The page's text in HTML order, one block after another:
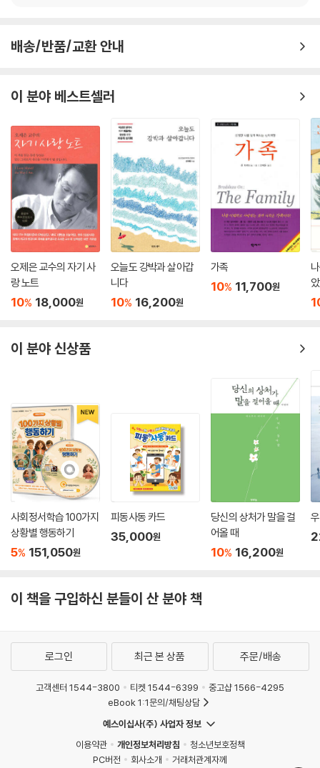
--- p.40
보자. 알코올중독자 가정에는 다음과 같은 세 가지 불문율이 있다: 말하지
마라, 믿지 마라, 느끼지 마라. 이 책 전반에 걸쳐 살펴보겠지만, 이 세 가지
불문율은 정서적 상처가 곪아 터질 수 있는 완벽한 조건을 조성한다. 마치
벌어진 상처가 있는 사람을 박테리아 탱크에 집어넣는 거나 마찬가지다.
알코올중독자 가정의 아이가 학교에서 괴롭힘을 당한다고 상상해 보라. 그
런 상황에서 어쩌면 아이는 자신의 삶이 진정 위험에 빠졌다고 느낄 수도
있다. 그러한 상황 자체가 트라우마로 간주될 수 있다. 그런데 아빠는 아이
가 집에 돌아왔을 때 꾹 참고 입 다물고 있으라고 말한다. 아이는 학교에서
겪은 정서적 상처에 대해 그 어떤 도움이나 위로도 받지 못한다. 더욱이 아
빠가―특히 술에 취해서―아이에게 하는 욕설들은 학교 폭력배들에게 괴
롭힘을 당한 아이가 스스로에 대해 느끼는 감정들을 강화하고 만다. 아이
의 상처는 아물 새가 없다. 그뿐 아니라 상처는 더욱 악화한다―아이는 집
에서 아무런 지원을 받지 못하기 때문이다.
나는 이 장에서 12단계 공동체가 중독 문제를 겪는 트라우마 생존자들에게
가장 큰 소망이다. 나의 소망은 회복 모임이나 치유 센터에서 회복을 추구
하는 모든 트라우마 생존자들이 환영받는 포용적인 분위기를 제공받는 것
이다. 중독 문제가 있는 트라우마 생존자에게 적절하고 편견 없는 지지와
방향 안내를 제공하는 일은 결정적으로 중요한 부분이다. 안타깝게도 12단
계 모임에 처음으로 참석하는 많은 사람들은 그런 완벽한 환대를 받지 못
한다. 제5장에서는 이런 비판들을 다루고 나 스스로도 일부 비판적인 시각
을 제시한다. 일단 지금은 가능성에 계속 집중해보자.
--- p.99
당신이 ‘말하지도 믿지도 느끼지도 말라don’t talk, don’t trust, and do
n’t feel’는―글로 쓰여져 있지 않은 규칙이 지배하는―가정에서 자랐다
많이 있었지만, 당신이 도움을 구할 때마다 어머니는 격분하곤 하셨다. 당
회에서 존경받는 지도자이고 부모님이 그 교회에 출석하고 있는데―당신
이 그 사람의 손에 의해 무서운 학대를 겪고 있음에도 불구하고 당신은 감
히 아무런 말도 할 수 없었다. 그러한 감정들은 참아내기 힘든 것이었지만
마땅히 배출될 만한 곳이 없었다. 사실 당신은 자신의 감정들을 밖으로 드
러낸다면 생명이 위험에 빠질 수도 있다고 믿었다. 그래서 당신이 십대 초
기일 때 학교 또래 대여섯 명이 술과 마리화나를 같이 해보자고 꼬드겼을
때, 당신은 그러한 물질들이 자신의 힘든 감정들을 다루는 데 도움이 될 뿐
근들의 도움과 함께 통합적으로 회복을 진행해갈 수 있도록 해줍니다.”
있는 책이다.
“제이미 매리치의 저서 『트라우마와 중독 함께 치유하기』에서 제가 가장
니다. 그는 12단계 모델을 존중하면서도 그 정통적인 관행들을 액면 그대
얼마나 큰 가치를 지니는지(그 자신의 생명도 포함하여) 잘 알고 있으며,
동시에 그 문제점도 잘 알고 있습니다. 매리치는 12단계 프로그램을 더욱
효과적으로 활용하여 회복을 유지해갈 수 있도록 하는 다양한 실천 방법을
제시합니다. 표현예술, 요가 호흡법, 명상, 기도, 의식 등을 회복 계획에 포
함시키는 것을 제안하며, 무엇보다 치료적 관계를 가장 강력한 치유의 실
행 요소로서 강조합니다. 『트라우마와 중독 함께 치유하기』는 중독으로 고
통받는 분들을 돕는 모든 이들에게 꼭 필요한 책입니다.”
를 위한 요가Yoga for Depression』 및 『치료자를 위한 요가 기술들Yoga S
위해 이 책을 썼습니다. 그녀는 따뜻하면서도 단호하고 결연한 목소리로,
트라우마의 강물을 드러냅니다. 매리치 박사는 자신의 개인적인 경험을 통
해 12단계 회복 철학에 대해 깊이 이해하고 있습니다. 이를 바탕으로 그녀
는 중독에서 회복 중인 사람들이 자신의 삶에 영향을 미치는 온갖 트라우
마가 격동하는 물살을 헤쳐나갈 수 있도록 명확한 이해를 제공하고 치유
문화에 대한 설득력 있는 비판을 제시합니다. 고통받는 사람들에 대한 그
녀의 깊은 사랑과 존중이 이 책 곳곳에 스며들어 있습니다. 제가 이 책에서
가장 좋아하는 점은 오랜 세월 축적된 집단적 지혜와 경험, 그리고 무엇보
다도 고통을 통해 얻은 통찰력을 바탕으로, 누구나 쉽게 이해하고 실천할
수 있는, 잘 짜여진 해결책을 제시한다는 점입니다. 그 고통은 완전히 새로
운 삶의 방식으로 탈바꿈합니다.”
- 댄 그리핀 (석사, 『12단계를 통과하는 남성의 길A Man’s Way Through the
ver: A Man’s Workbook』의 공저자)
배송/반품/교환 안내
이 분야 베스트셀러
오제은 교수의 자기 사
랑 노트
10% 18,000원
오늘도 강박과 살아갑
니다
10% 16,200원
가족
10% 11,700원
이 분야 신상품
사회정서학습 100가지
상황별 행동하기
5% 151,050원
피동사동 카드
35,000원
당신의 상처가 말을 걸
어올 때
10% 16,200원
이 책을 구입하신 분들이 산 분야 책
로그인 최근 본 상품 주문/배송
고객센터 1544-3800 티켓 1544-6399
중고샵 1566-4295
eBook 1:1문의/채팅상담
예스이십사(주) 사업자 정보
이용약관
개인정보처리방침
청소년보호정책
PC버전
회사소개 거래처관계자께